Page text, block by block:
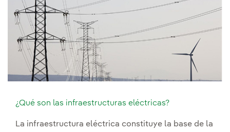
¿Qué son las infraestructuras eléctricas?
La infraestructura eléctrica constituye la base de la